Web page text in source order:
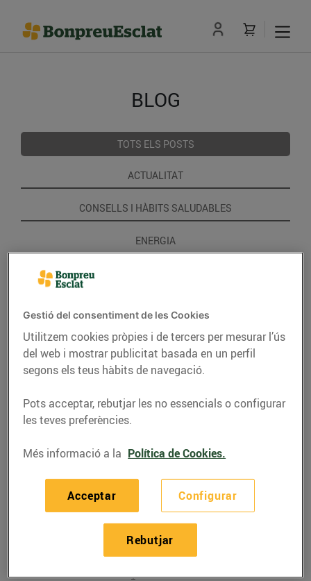
BLOG
TOTS ELS POSTS
ACTUALITAT
CONSELLS I HÀBITS SALUDABLES
ENERGIA
GASTRONOMIA I TRADICIONS
RECEPTES
Créme brulée de llet
d’ovella ripollesa
Gestió del consentiment de les Cookies
Utilitzem cookies pròpies i de tercers per mesurar l’ús
del web i mostrar publicitat basada en un perfil
segons els teus hàbits de navegació.
Pots acceptar, rebutjar les no essencials o configurar
les teves preferències.
Més informació a la Política de Cookies.
Configurar
Rebutjar
Acceptar